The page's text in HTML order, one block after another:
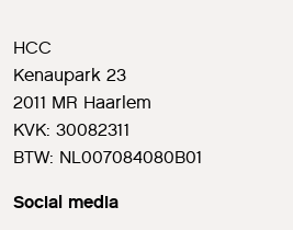
HCC
Kenaupark 23
2011 MR Haarlem
KVK: 30082311
BTW: NL007084080B01
Social media